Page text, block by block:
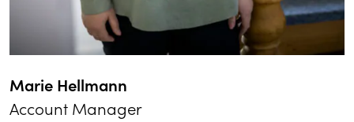
Marie Hellmann
Account Manager